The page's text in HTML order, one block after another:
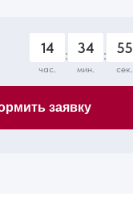
14
час.
: 34
мин.
: 54
сек.
заявку